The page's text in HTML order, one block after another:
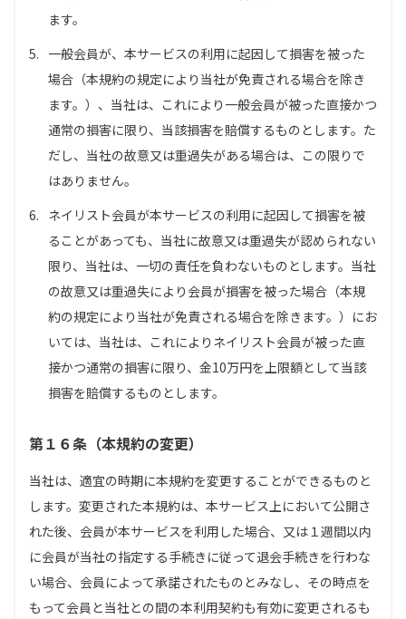
ます。
5. 一般会員が、本サービスの利用に起因して損害を被った
場合（本規約の規定により当社が免責される場合を除き
ます。）、当社は、これにより一般会員が被った直接かつ
通常の損害に限り、当該損害を賠償するものとします。た
だし、当社の故意又は重過失がある場合は、この限りで
はありません。
6. ネイリスト会員が本サービスの利用に起因して損害を被
ることがあっても、当社に故意又は重過失が認められない
限り、当社は、一切の責任を負わないものとします。当社
の故意又は重過失により会員が損害を被った場合（本規
約の規定により当社が免責される場合を除きます。）にお
いては、当社は、これによりネイリスト会員が被った直
接かつ通常の損害に限り、金10万円を上限額として当該
損害を賠償するものとします。
第１６条（本規約の変更）
当社は、適宜の時期に本規約を変更することができるものと
します。変更された本規約は、本サービス上において公開さ
れた後、会員が本サービスを利用した場合、又は１週間以内
に会員が当社の指定する手続きに従って退会手続きを行わな
い場合、会員によって承諾されたものとみなし、その時点を
もって会員と当社との間の本利用契約も有効に変更されるも